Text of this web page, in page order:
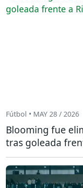
Fútbol • MAY 28 / 2026
Blooming fue
tras goleada